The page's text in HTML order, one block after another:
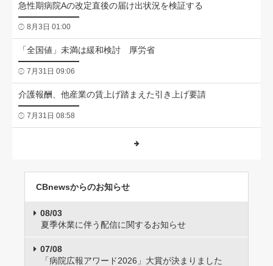
急性期病院Aの改定直後の届け出状況を検証する
8月3日 01:00
「全国値」未満は緩和検討 厚労省
7月31日 09:06
介護報酬、他産業の賃上げ踏まえた引き上げ要請
7月31日 08:58
CBnewsからのお知らせ
08/03
夏季休業に伴う配信に関するお知らせ
07/08
「病院広報アワード2026」大賞が決まりました